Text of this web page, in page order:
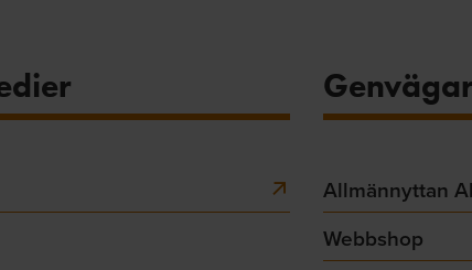
Genvägar
Allmännyttan
Webbshop